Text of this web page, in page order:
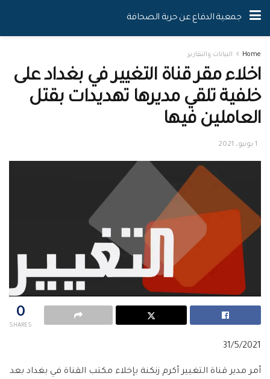
جمعية الدفاع عن حرية الصحافة
Home البيانات والتقارير
اخلاء مقر قناة التغيير في بغداد على
خلفية تلقي مديرها تهديدات بقتل
العاملين فيها
1 يونيو، 2021
0
SHARES
31/5/2021
أمر مدير قناة التغيير أكرم زنكنة بإخلاء مكتب القناة في بغداد بعد